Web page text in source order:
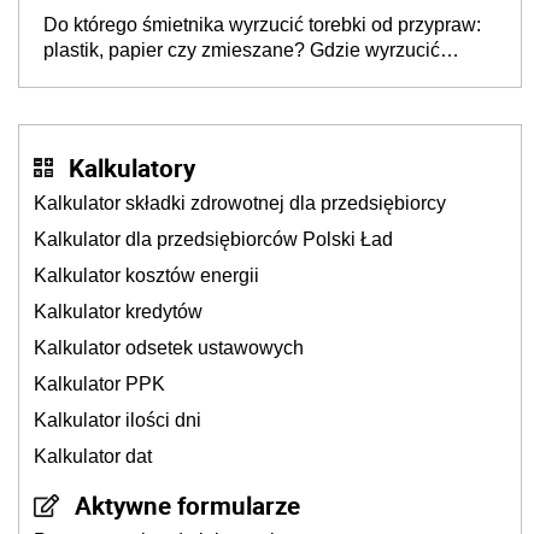
Do którego śmietnika wyrzucić torebki od przypraw:
plastik, papier czy zmieszane? Gdzie wyrzucić
Kalkulatory
Kalkulator składki zdrowotnej dla przedsiębiorcy
Kalkulator dla przedsiębiorców Polski Ład
Kalkulator kosztów energii
Kalkulator kredytów
Kalkulator odsetek ustawowych
Kalkulator PPK
Kalkulator ilości dni
Kalkulator dat
Aktywne formularze